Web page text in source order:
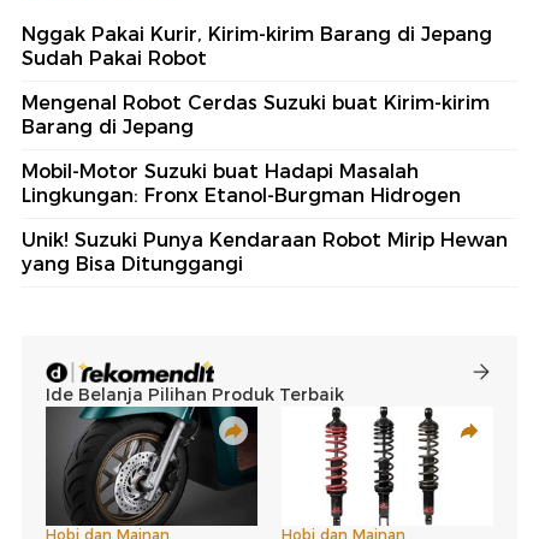
Nggak Pakai Kurir, Kirim-kirim Barang di Jepang
Sudah Pakai Robot
Mengenal Robot Cerdas Suzuki buat Kirim-kirim
Barang di Jepang
Mobil-Motor Suzuki buat Hadapi Masalah
Lingkungan: Fronx Etanol-Burgman Hidrogen
Unik! Suzuki Punya Kendaraan Robot Mirip Hewan
yang Bisa Ditunggangi